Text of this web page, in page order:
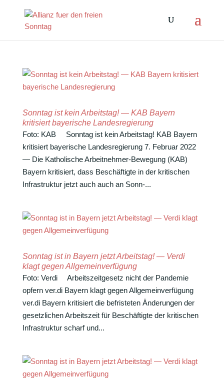
Sonntag ist kein Arbeitstag! — KAB Bayern
kritisiert bayerische Landesregierung
Foto: KAB Sonntag ist kein Arbeitstag! KAB Bayern
kriti­siert baye­ri­sche Landesregierung 7. Februar 2022
— Die Katho­li­sche Arbeit­nehmer-Bewe­gung (KAB)
Bayern kriti­siert, dass Beschäf­tigte in der kriti­schen
Infra­struktur jetzt auch auch an Sonn-...
Sonntag ist in Bayern jetzt Arbeitstag! — Verdi
klagt gegen Allgemeinverfügung
Foto: Verdi Arbeits­zeit­ge­setz nicht der Pandemie
opfern ver.di Bayern klagt gegen Allgemeinverfügung
ver.di Bayern kriti­siert die befris­teten Ände­rungen der
gesetz­li­chen Arbeits­zeit für Beschäf­tigte der kriti­schen
Infra­struktur scharf und...